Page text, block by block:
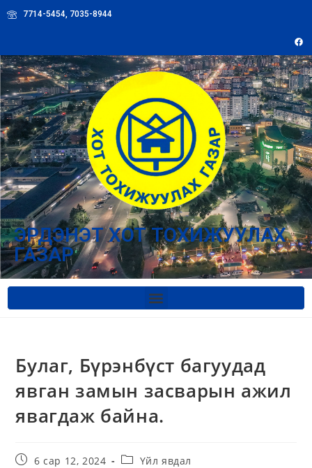
7714-5454, 7035-8944
ЭРДЭНЭТ ХОТ ТОХИЖУУЛАХ
ГАЗАР
Булаг, Бүрэнбүст багуудад
явган замын засварын ажил
явагдаж байна.
6 сар 12, 2024 Үйл явдал